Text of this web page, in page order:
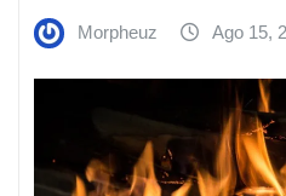
Morpheuz Ago 15,